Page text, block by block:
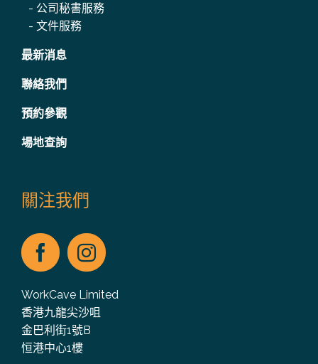
- 公司秘書服務
- 文件服務
最新消息
聯絡我們
預約參觀
場地查詢
關注我們
WorkCave Limited
香港九龍尖沙咀
金巴利街1號B
恒港中心1樓